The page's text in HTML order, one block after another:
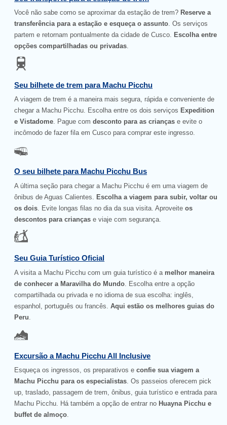
Você não sabe como se aproximar da estação de trem? Reserve a
transferência para a estação e esqueça o assunto. Os serviços
partem e retornam pontualmente da cidade de Cusco. Escolha entre
opções compartilhadas ou privadas.
Seu bilhete de trem para Machu Picchu
A viagem de trem é a maneira mais segura, rápida e conveniente de
chegar a Machu Picchu. Escolha entre os dois serviços Expedition
e Vistadome. Pague comdesconto para as crianças e evite o
incômodo de fazer fila em Cusco para comprar este ingresso.
O seu bilhete para Machu Picchu Bus
A última seção para chegar a Machu Picchu é em uma viagem de
ônibus de Aguas Calientes.
Escolha a viagem para subir, voltar ou
os dois . Evite longas filas no dia da sua visita. Aproveiteos
descontos para crianças e viaje com segurança.
Seu Guia Turístico Oficial
A visita a Machu Picchu com um guia turístico é a melhor maneira
de conhecer a Maravilha do Mundo . Escolha entre a opção
compartilhada ou privada e no idioma de sua escolha: inglês,
espanhol, português ou francês. Aqui estão os melhores guias do
Peru
Excursão a Machu Picchu All Inclusive
Esqueça os ingressos, os preparativos e confie sua viagem a
Machu Picchu para os especialistas. Os passeios oferecem pick
up, traslado, passagem de trem, ônibus, guia turístico e entrada para
Machu Picchu. Há também a opção de entrar no Huayna Picchu e
buffet de almoço.